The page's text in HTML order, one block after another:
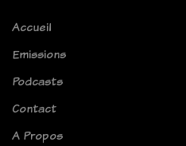
Accueil
Emissions
Podcasts
Contact
A Propos